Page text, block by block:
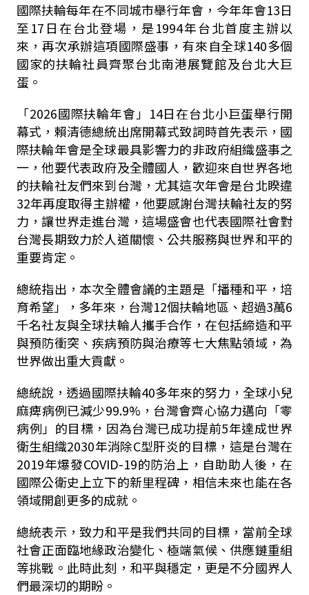
國際扶輪每年在不同城市舉行年會，今年年會13日
至17日在台北登場，是1994年台北首度主辦以
來，再次承辦這項國際盛事，有來自全球140多個
國家的扶輪社員齊聚台北南港展覽館及台北大巨
蛋。
「2026國際扶輪年會」14日在台北小巨蛋舉行開
幕式，賴清德總統出席開幕式致詞時首先表示，國
際扶輪年會是全球最具影響力的非政府組織盛事之
一，他要代表政府及全體國人，歡迎來自世界各地
的扶輪社友們來到台灣，尤其這次年會是台北睽違
32年再度取得主辦權，他要感謝台灣扶輪社友的努
力，讓世界走進台灣，這場盛會也代表國際社會對
台灣長期致力於人道關懷、公共服務與世界和平的
重要肯定。
總統指出，本次全體會議的主題是「播種和平，培
育希望」，多年來，台灣12個扶輪地區、超過3萬6
千名社友與全球扶輪人攜手合作，在包括締造和平
與預防衝突、疾病預防與治療等七大焦點領域，為
世界做出重大貢獻。
總統說，透過國際扶輪40多年來的努力，全球小兒
麻痺病例已減少99.9%，台灣會齊心協力邁向「零
病例」的目標，因為台灣已成功提前5年達成世界
衛生組織2030年消除C型肝炎的目標，這是台灣在
2019年爆發COVID-19的防治上，自助助人後，在
國際公衛史上立下的新里程碑，相信未來也能在各
領域開創更多的成就。
總統表示，致力和平是我們共同的目標，當前全球
社會正面臨地緣政治變化、極端氣候、供應鏈重組
等挑戰。此時此刻，和平與穩定，更是不分國界人
們最深切的期盼。